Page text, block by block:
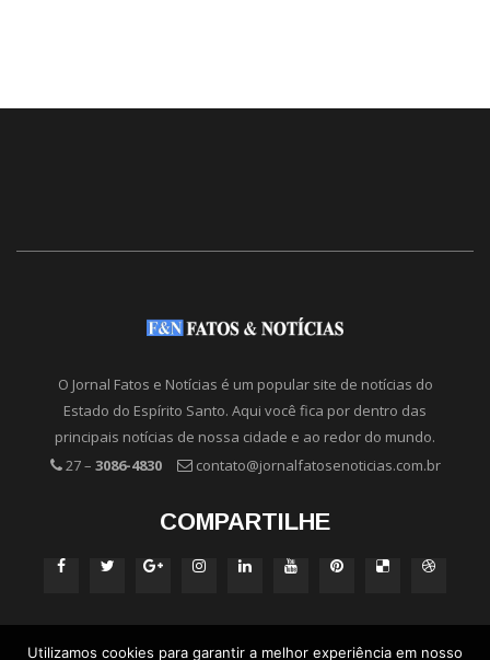
O Jornal Fatos e Notícias é um popular site de notícias do
Estado do Espírito Santo. Aqui você fica por dentro das
principais notícias de nossa cidade e ao redor do mundo.
27 – 3086-4830 contato@jornalfatosenoticias.com.br
COMPARTILHE
Utilizamos cookies para garantir a melhor experiência em nosso